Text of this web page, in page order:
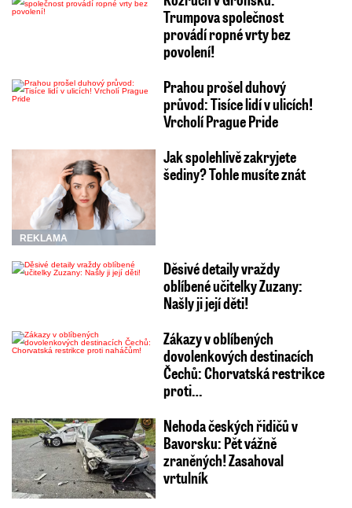
Trumpova společnost
provádí ropné vrty bez
povolení!
Prahou prošel duhový
průvod: Tisíce lidí v ulicích!
Vrcholí Prague Pride
REKLAMA
Jak spolehlivě zakryjete
šediny? Tohle musíte znát
Děsivé detaily vraždy
oblíbené učitelky Zuzany:
Našly ji její děti!
Zákazy v oblíbených
dovolenkových destinacích
Čechů: Chorvatská restrikce
proti…
Nehoda českých řidičů v
Bavorsku: Pět vážně
zraněných! Zasahoval
vrtulník